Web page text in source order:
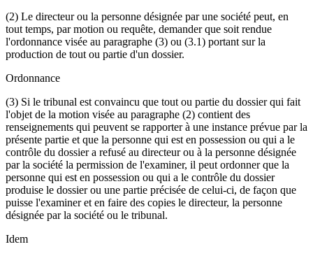
(2) Le directeur ou la personne désignée par une société peut, en
tout temps, par motion ou requête, demander que soit rendue
l'ordonnance visée au paragraphe (3) ou (3.1) portant sur la
production de tout ou partie d'un dossier.
Ordonnance
(3) Si le tribunal est convaincu que tout ou partie du dossier qui fait
l'objet de la motion visée au paragraphe (2) contient des
renseignements qui peuvent se rapporter à une instance prévue par la
présente partie et que la personne qui est en possession ou qui a le
contrôle du dossier a refusé au directeur ou à la personne désignée
par la société la permission de l'examiner, il peut ordonner que la
personne qui est en possession ou qui a le contrôle du dossier
produise le dossier ou une partie précisée de celui-ci, de façon que
puisse l'examiner et en faire des copies le directeur, la personne
désignée par la société ou le tribunal.
Idem